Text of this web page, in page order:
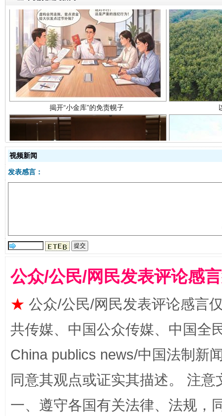
揭开“小金库”的免责幌子
全民健身五年计划来了！等你上场
视频新闻
发表感言：
公众/公民/网民发表评论感
★ 公众/公民/网民发表评论感言
共传媒、中国公众传媒、中国全
China publics news/中国法制新
同意其观点或证实其描述。 注
一、遵守各国有关法律、法规，